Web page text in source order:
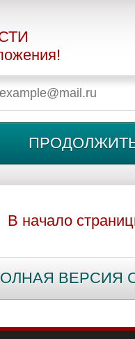
В начало
ВЕРСИЯ